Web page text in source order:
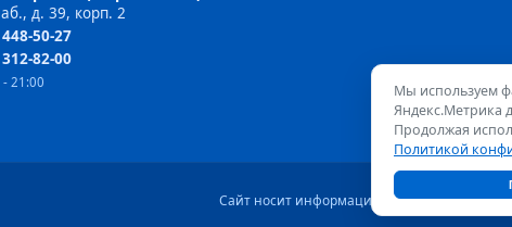
д. 39, корп. 2
50-27
82-00
21:00
Сайт носит информационный характер и не
Мы используем
Яндекс.Метрика
Продолжая
Политикой